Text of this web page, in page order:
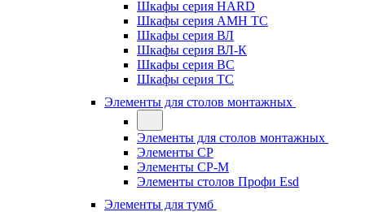
Шкафы серия HARD
Шкафы серия АМН ТС
Шкафы серия ВЛ
Шкафы серия ВЛ-К
Шкафы серия ВС
Шкафы серия ТС
Элементы для столов монтажных
Элементы для столов монтажных
Элементы СР
Элементы СР-М
Элементы столов Профи Esd
Элементы для тумб